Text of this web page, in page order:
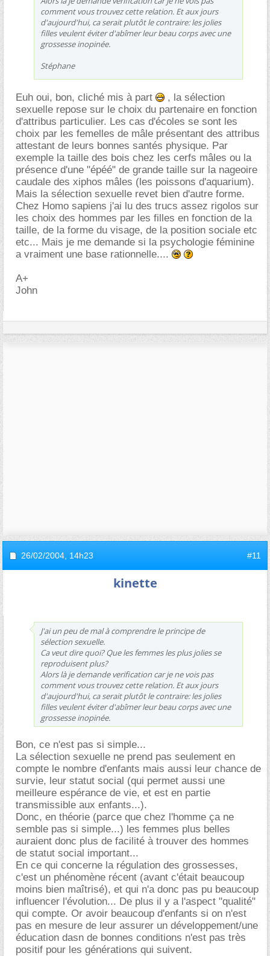
comment vous trouvez cette relation. Et aux jours
d'aujourd'hui, ca serait plutôt le contraire: les jolies
filles veulent éviter d'abîmer leur beau corps avec une
grossesse inopinée.
Stéphane
Euh oui, bon, cliché mis à part
, la sélection
sexuelle repose sur le choix du partenaire en fonction
d'attribus particulier. Les cas d'écoles se sont les
choix par les femelles de mâle présentant des attribus
attestant de leurs bonnes santés physique. Par
exemple la taille des bois chez les cerfs mâles ou la
présence d'une "épéé" de grande taille sur la nageoire
caudale des xiphos mâles (les poissons d'aquarium).
Mais la sélection sexuelle revet bien d'autre forme.
Chez Homo sapiens j'ai lu des trucs assez rigolos sur
les choix des hommes par les filles en fonction de la
taille, de la forme du visage, de la position sociale etc
etc... Mais je me demande si la psychologie féminine
a vraiment une base rationnelle....
A+
John
26/02/2004, 14h23 #11
kinette
J'ai un peu de mal à comprendre le principe de
sélection sexuelle.
Ca veut dire quoi? Que les femmes les plus jolies se
reproduisent plus?
Alors là je demande verification car je ne vois pas
comment vous trouvez cette relation. Et aux jours
d'aujourd'hui, ca serait plutôt le contraire: les jolies
filles veulent éviter d'abîmer leur beau corps avec une
grossesse inopinée.
Bon, ce n'est pas si simple...
La sélection sexuelle ne prend pas seulement en
compte le nombre d'enfants mais aussi leur chance de
survie, leur statut social (qui permet aussi une
meilleure espérance de vie, et est en partie
transmissible aux enfants...).
Donc, en théorie (parce que chez l'homme ça ne
semble pas si simple...) les femmes plus belles
auraient donc plus de facilité à trouver des hommes
de statut social important...
En ce qui concerne la régulation des grossesses,
c'est un phénomène récent (avant c'était beaucoup
moins bien maîtrisé), et qui n'a donc pas pu beaucoup
influencer l'évolution... De plus il y a l'aspect "qualité"
qui compte. Or avoir beaucoup d'enfants si on n'est
pas en mesure de leur assurer un développement/une
éducation dasn de bonnes conditions n'est pas très
positif pour les générations qui suivent.